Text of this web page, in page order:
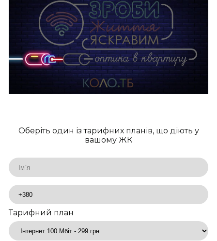
Оберіть один із тарифних планів, що діють у
вашому ЖК
Тарифний план